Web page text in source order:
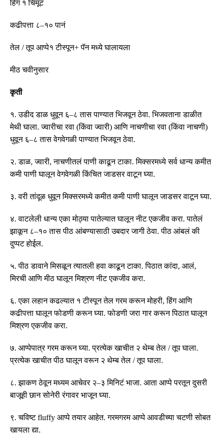
हिंग १ चिमूट
कढीपत्ता ८–१० पानं
तेल /तूप आप्पे१ टीस्पून+पॅन मध्ये घालायला
मीठ चवीनुसार
कृती
१.उडीद डाळ धुवून ६–८ तास पाण्यात भिजवून ठेवा.भिजवताना डाळीत
मेथी घाला.ज्वारीचा रवा (किंवा ज्वारी) आणि नाचणीचा रवा (किंवा नाचणी)
धुवून ६–८ तास वेगवेगळी पाण्यात भिजवून ठेवा.
२.डाळ,ज्वारी,नाचणीतलं पाणी काढून टाका.मिक्सरमध्ये सर्व धान्य कमीत
कमी पाणी घालून वेगवेगळी किंचित जाडसर वाटून घ्या.
३.वरी तांदूळ धुवून मिक्सरमध्ये कमीत कमी पाणी घालून जाडसर वाटून घ्या.
४.वाटलेली धान्य एका मोठ्या पातेल्यात घालून नीट एकजीव करा.पातेलं
झाकून ८–१० तास पीठ आंबण्यासाठी उबदार जागी ठेवा.पीठ आंबलं की
दुप्पट होईल.
५.पीठ डावाने मिसळून त्यातली हवा काढून टाका.पिठात कांदा, आलं,
मिरची आणि मीठ घालून मिश्रण नीट एकजीव करा.
६.एका लहान कढल्यात १ टीस्पून तेल गरम करून मोहरी,हिंग आणि
कढीपत्ता घालून फोडणी करून घ्या.फोडणी जरा गार करून पिठात घालून
मिश्रण एकजीव करा.
७. आप्पेपात्र गरम करून घ्या.प्रत्येक खाचीत २ थेम्ब तेल /तूप घाला.
प्रत्येक खाचीत पीठ घालून वरून २ थेम्ब तेल /तूप घाला.
८.झाकण ठेवून मध्यम आचेवर २–३ मिनिटं भाजा. आता आप्पे परतून दुसरी
बाजूही छान सोनेरी रंगावर भाजून घ्या.
९.चविष्टfluffy आप्पे तयार आहेत.गरमगरम आप्पे आवडीच्या चटणी सोबत
खायला द्या.